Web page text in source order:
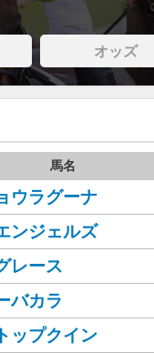
オッズ
馬名
ウラグーナ
ンジェルズ
レース
バカラ
ップクイン